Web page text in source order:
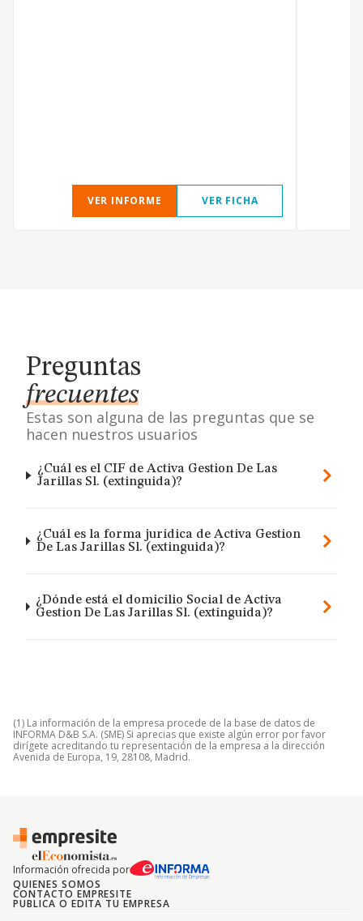
VER INFORME VER FICHA
Preguntas
frecuentes
Estas son alguna de las preguntas que se
hacen nuestros usuarios
¿Cuál es el CIF de Activa Gestion De Las
Jarillas Sl. (extinguida)?
¿Cuál es la forma jurídica de Activa Gestion
De Las Jarillas Sl. (extinguida)?
¿Dónde está el domicilio Social de Activa
Gestion De Las Jarillas Sl. (extinguida)?
(1) La información de la empresa procede de la base de datos de
INFORMA D&B S.A. (SME) Si aprecias que existe algún error por favor
dirígete acreditando tu representación de la empresa a la dirección
Avenida de Europa, 19, 28108, Madrid.
Información ofrecida por
QUIENES SOMOS
CONTACTO EMPRESITE
PUBLICA O EDITA TU EMPRESA